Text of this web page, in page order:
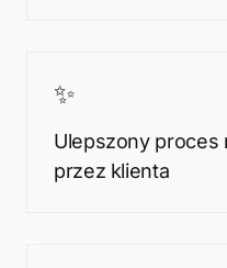
✨
Ulepszony proces
przez klienta